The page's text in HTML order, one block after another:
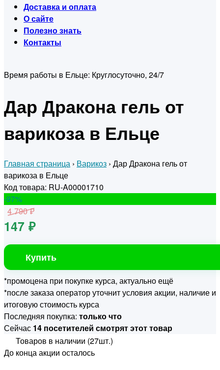
Доставка и оплата
О сайте
Полезно знать
Контакты
Время работы в Ельце: Круглосуточно, 24/7
Дар Дракона гель от
варикоза в Ельце
Главная страница › Варикоз › Дар Дракона гель от
варикоза в Ельце
Код товара: RU-A00001710
-97%
4 790 ₽
147 ₽
Купить
*промоцена при покупке курса, актуально ещё
*после заказа оператор уточнит условия акции, наличие и
итоговую стоимость курса
Последняя покупка: только что
Сейчас 14 посетителей смотрят этот товар
Товаров в наличии (27шт.)
До конца акции осталось